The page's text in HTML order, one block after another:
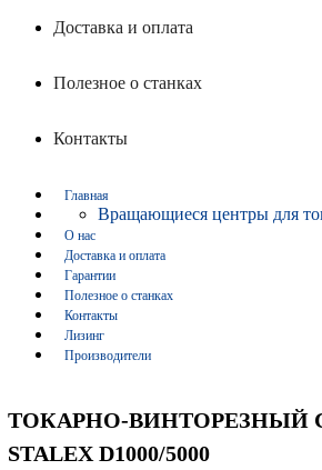
Доставка и оплата
Полезное о станках
Контакты
Главная
Вращающиеся центры для
О нас
Доставка и оплата
Гарантии
Полезное о станках
Контакты
Лизинг
Производители
ТОКАРНО-ВИНТОРЕЗНЫЙ
STALEX D1000/5000